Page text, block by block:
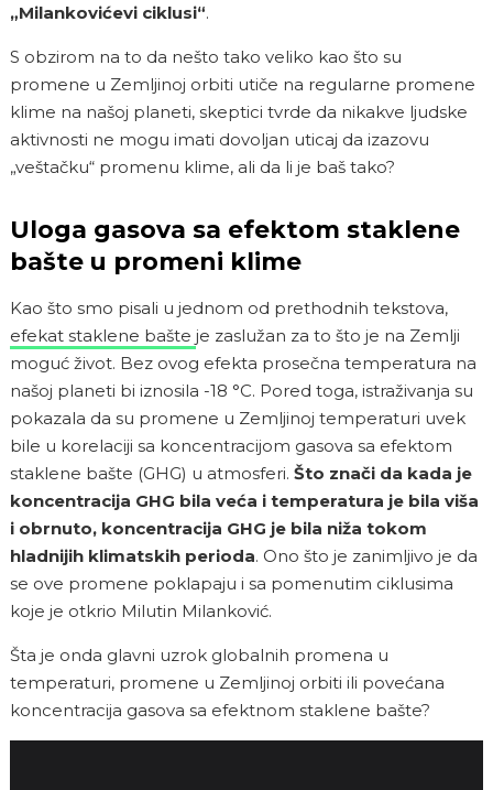
„Milankovićevi ciklusi“.
S obzirom na to da nešto tako veliko kao što su
promene u Zemljinoj orbiti utiče na regularne promene
klime na našoj planeti, skeptici tvrde da nikakve ljudske
aktivnosti ne mogu imati dovoljan uticaj da izazovu
„veštačku“ promenu klime, ali da li je baš tako?
Uloga gasova sa efektom staklene
bašte u promeni klime
Kao što smo pisali u jednom od prethodnih tekstova,
efekat staklene bašte je zaslužan za to što je na Zemlji
moguć život. Bez ovog efekta prosečna temperatura na
našoj planeti bi iznosila -18 °C. Pored toga, istraživanja su
pokazala da su promene u Zemljinoj temperaturi uvek
bile u korelaciji sa koncentracijom gasova sa efektom
staklene bašte (GHG) u atmosferi. Što znači da kada je
koncentracija GHG bila veća i temperatura je bila viša
i obrnuto, koncentracija GHG je bila niža tokom
hladnijih klimatskih perioda. Ono što je zanimljivo je da
se ove promene poklapaju i sa pomenutim ciklusima
koje je otkrio Milutin Milanković.
Šta je onda glavni uzrok globalnih promena u
temperaturi, promene u Zemljinoj orbiti ili povećana
koncentracija gasova sa efektnom staklene bašte?